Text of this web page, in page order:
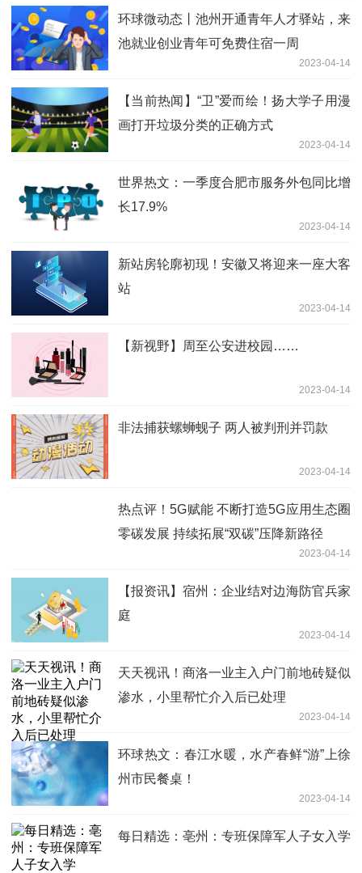
环球微动态丨池州开通青年人才驿站，来
池就业创业青年可免费住宿一周
2023-04-14
【当前热闻】“卫”爱而绘！扬大学子用漫
画打开垃圾分类的正确方式
2023-04-14
世界热文：一季度合肥市服务外包同比增
长17.9%
2023-04-14
新站房轮廓初现！安徽又将迎来一座大客
站
2023-04-14
【新视野】周至公安进校园……
2023-04-14
非法捕获螺蛳蚬子 两人被判刑并罚款
2023-04-14
热点评！5G赋能 不断打造5G应用生态圈
零碳发展 持续拓展“双碳”压降新路径
2023-04-14
【报资讯】宿州：企业结对边海防官兵家
庭
2023-04-14
天天视讯！商洛一业主入户门前地砖疑似
渗水，小里帮忙介入后已处理
2023-04-14
环球热文：春江水暖，水产春鲜“游”上徐
州市民餐桌！
2023-04-14
每日精选：亳州：专班保障军人子女入学